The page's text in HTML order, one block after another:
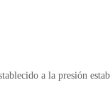
a la presión